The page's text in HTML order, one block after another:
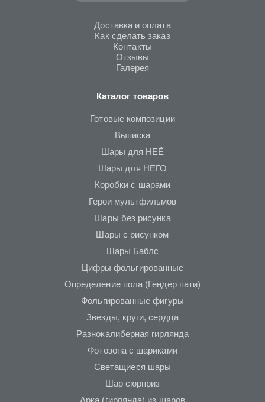
Доставка и оплата
Как сделать заказ
Контакты
Отзывы
Галерея
Каталог товаров
Готовые композиции
Выписка
Шары для НЕЁ
Шары для НЕГО
Коробки с шарами
Герои мультфильмов
Шары без рисунка
Шары с рисунком
Шары Баблс
Цифры фольгированные
Определение пола (Гендер пати)
Фольгированные фигуры
Звезды, круги, сердца
Разнокалиберная гирлянда
Фотозона с шариками
Светащиеся шары
Шар сюрприз
Арка (гирлянда) из шаров